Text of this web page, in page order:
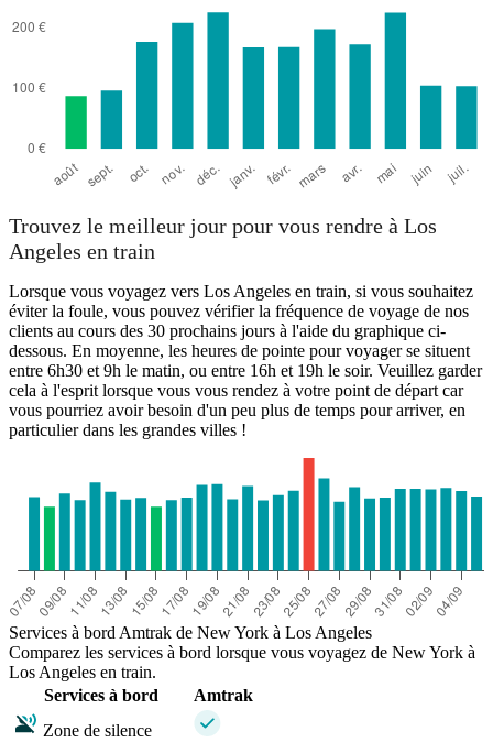
Trouvez le meilleur jour pour vous rendre à Los
Angeles en train
Lorsque vous voyagez vers Los Angeles en train, si vous souhaitez
éviter la foule, vous pouvez vérifier la fréquence de voyage de nos
clients au cours des 30 prochains jours à l'aide du graphique ci-
dessous. En moyenne, les heures de pointe pour voyager se situent
entre 6h30 et 9h le matin, ou entre 16h et 19h le soir. Veuillez garder
cela à l'esprit lorsque vous vous rendez à votre point de départ car
vous pourriez avoir besoin d'un peu plus de temps pour arriver, en
particulier dans les grandes villes !
Services à bord Amtrak de New York à Los Angeles
Comparez les services à bord lorsque vous voyagez de New York à
Los Angeles en train.
Services à bord
Amtrak
Zone de silence